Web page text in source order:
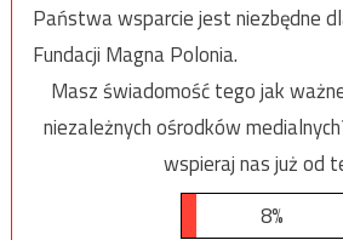
Państwa wsparcie jest niezbędne
Fundacji Magna Polonia.
Masz świadomość tego jak
niezależnych ośrodków
wspieraj nas już od
8%